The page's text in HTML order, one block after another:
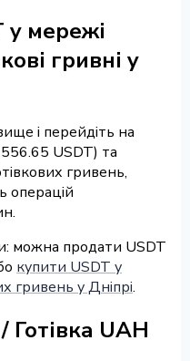
у мережі
гривні у
і перейдіть на
556.65 USDT) та
гривень,
операцій
можна продати USDT
купити USDT у
гривень у Дніпрі.
Готівка UAH